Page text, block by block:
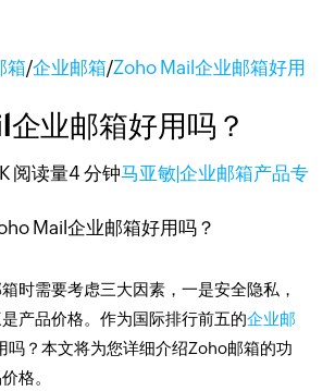
箱/企业邮箱/Zoho Mail企业邮箱好用
业邮箱好用吗？
阅读量4 分钟马亚敏|企业邮箱产品专
时需要考虑三大因素，一是安全隐私，
产品价格。作为国际排行前五的企业邮
吗？本文将为您详细介绍Zoho邮箱的功
格。